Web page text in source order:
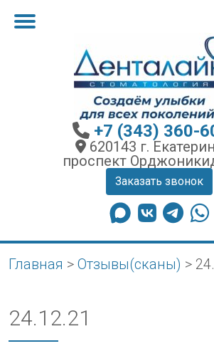
+7 (343) 360-
620143 г.
проспект
Заказать звонок
Главная > Отзывы(сканы) >
24.12.21